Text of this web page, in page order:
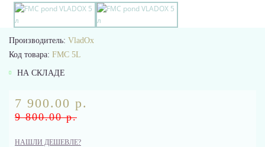
Производитель: VladOx
Код товара: FMC 5L
НА СКЛАДЕ
7 900.00 р.
9 800.00 р.
НАШЛИ ДЕШЕВЛЕ?